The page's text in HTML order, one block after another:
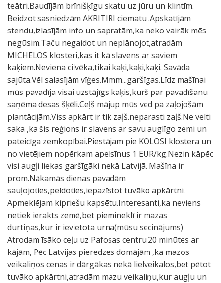
teātri.Baudījām brīnišķīgu skatu uz jūru un klintīm.
Beidzot sasniedzām AKRITIRI ciematu .Apskatījām
stendu,izlasījām info un sapratām,ka neko vairāk mēs
negūsim.Taču negaidot un neplānojot,atradām
MICHELOS klosteri,kas it kā slavens ar saviem
kaķiem.Neviena cilvēka,tikai kaķi,kaķi,kaķi. Savāda
sajūta.Vēl salasījām vīģes.Mmm...garšīgas.Līdz mašīnai
mūs pavadīja visai uzstājīgs kaķis,kurš par pavadīšanu
saņēma desas šķēli.Ceļš mājup mūs ved pa zaļojošām
plantācijām.Viss apkārt ir tik zaļš.neparasti zaļš.Ne velti
saka ,ka šis reģions ir slavens ar savu auglīgo zemi un
pateicīga zemkopībai.Piestājam pie KOLOSI klostera un
no vietējiem nopērkam apelsīnus 1 EUR/kg.Nezin kāpēc
visi augļi liekas garšīgāki nekā Latvijā. Mašīna ir
prom.Nākamās dienas pavadām
sauļojoties,peldoties,iepazīstot tuvāko apkārtni.
Apmeklējam kipriešu kapsētu.Interesanti,ka neviens
netiek ierakts zemē,bet piemineklī ir mazas
durtiņas,kur ir ievietota urna(mūsu secinājums)
Atrodam īsāko ceļu uz Pafosas centru.20 minūtes ar
kājām, Pēc Latvijas pieredzes domājām ,ka mazos
veikaliņos cenas ir dārgākas nekā lielveikalos,bet pētot
tuvāko apkārtni,atradām mazu veikaliņu,kur augļu un